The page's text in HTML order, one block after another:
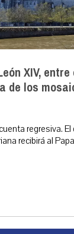
XIV,
de los
regresiva.
recibirá al